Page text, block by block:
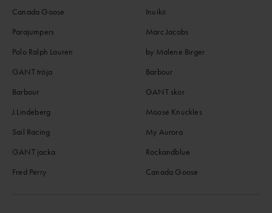
Canada Goose
Parajumpers
Polo Ralph Lauren
GANT tröja
Barbour
J.Lindeberg
Sail Racing
GANT jacka
Fred Perry
Inuikii
Marc Jacobs
by Malene Birger
Barbour
GANT skor
Moose Knuckles
My Aurora
Rockandblue
Canada Goose